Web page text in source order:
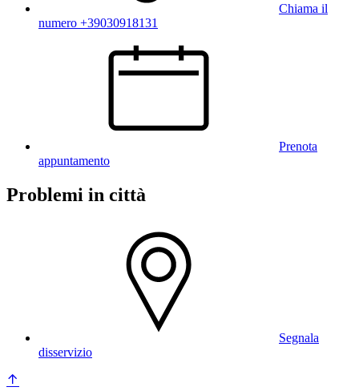
Chiama il
numero +39030918131
Prenota
appuntamento
Problemi in città
Segnala
disservizio